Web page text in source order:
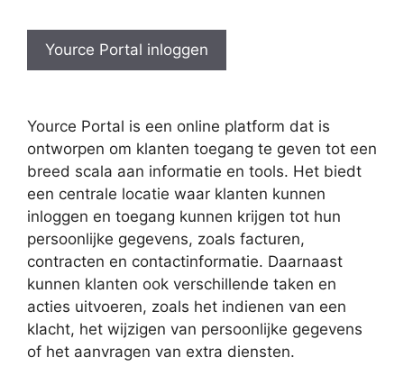
Yource Portal inloggen
Yource Portal is een online platform dat is
ontworpen om klanten toegang te geven tot een
breed scala aan informatie en tools. Het biedt
een centrale locatie waar klanten kunnen
inloggen en toegang kunnen krijgen tot hun
persoonlijke gegevens, zoals facturen,
contracten en contactinformatie. Daarnaast
kunnen klanten ook verschillende taken en
acties uitvoeren, zoals het indienen van een
klacht, het wijzigen van persoonlijke gegevens
of het aanvragen van extra diensten.